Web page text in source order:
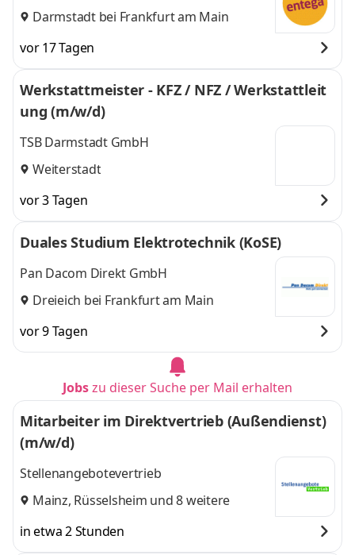
Darmstadt bei Frankfurt am Main
vor 17 Tagen
Werkstattmeister - KFZ / NFZ / Werkstattleit
ung (m/w/d)
TSB Darmstadt GmbH
Weiterstadt
vor 3 Tagen
Duales Studium Elektrotechnik (KoSE)
Pan Dacom Direkt GmbH
Dreieich bei Frankfurt am Main
vor 9 Tagen
Jobszu dieser Suche per Mail erhalten
Mitarbeiter im Direktvertrieb (Außendienst)
(m/w/d)
Stellenangebotevertrieb
Mainz, Rüsselsheim und 8 weitere
in etwa 2 Stunden